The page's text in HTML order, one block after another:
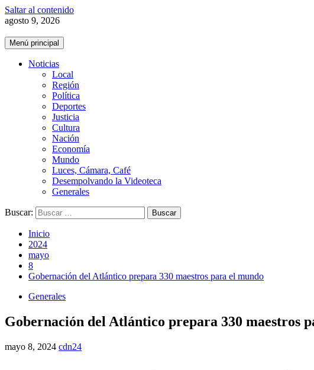
Saltar al contenido
agosto 9, 2026
Menú principal
Noticias
Local
Región
Política
Deportes
Justicia
Cultura
Nación
Economía
Mundo
Luces, Cámara, Café
Desempolvando la Videoteca
Generales
Buscar:
Inicio
2024
mayo
8
Gobernación del Atlántico prepara 330 maestros para el mundo
Generales
Gobernación del Atlántico prepara 330 maestros
mayo 8, 2024 cdn24